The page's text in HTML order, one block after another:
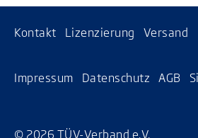
Kontakt Lizenzierung Versand
Impressum Datenschutz AGB
© 2026 TÜV-Verband e.V.